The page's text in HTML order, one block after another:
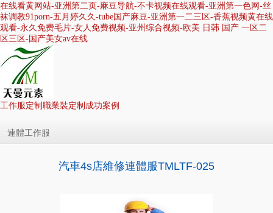
在线看黄网站-亚洲第二页-麻豆导航-不卡视频在线观看-亚洲第一色网-丝
袜调教91porn-五月婷久久-tube国产麻豆-亚洲第一二三区-香蕉视频黄在线
观看-永久免费毛片-女人免费视频-亚州综合视频-欧美 日韩 国产 一区二
区三区-国产美女av在线
工作服定制 職業裝定制 成功案例
首頁
工作服定制
連體工作服
汽車4s店維修連體服TMLTF-025